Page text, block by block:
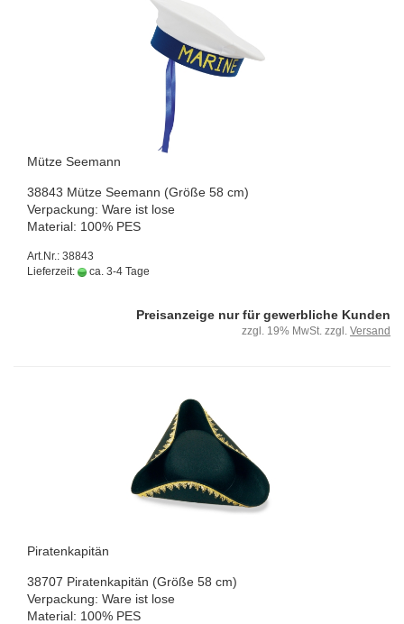
Mütze See­mann
38843 Mütze See­mann (Größe 58 cm)
Ver­pa­ckung: Ware ist lose
Ma­te­ri­al: 100% PES
Art.Nr.: 38843
Lieferzeit:
ca. 3-4 Tage
Preisanzeige nur für gewerbliche Kunden
zzgl. 19% MwSt. zzgl. Versand
Pi­ra­ten­ka­pi­tän
38707 Pi­ra­ten­ka­pi­tän (Größe 58 cm)
Ver­pa­ckung: Ware ist lose
Ma­te­ri­al: 100% PES